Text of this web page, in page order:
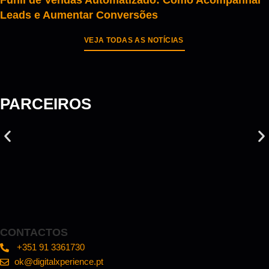
Leads e Aumentar Conversões
VEJA TODAS AS NOTÍCIAS
PARCEIROS
CONTACTOS
+351 91 3361730
ok@digitalxperience.pt